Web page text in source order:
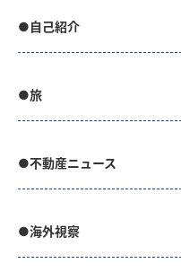
●自己紹介
●旅
●不動産ニュース
●海外視察